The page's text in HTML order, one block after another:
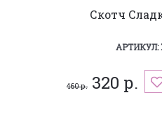
Скотч
АРТИКУЛ:
460 р. 320 р.